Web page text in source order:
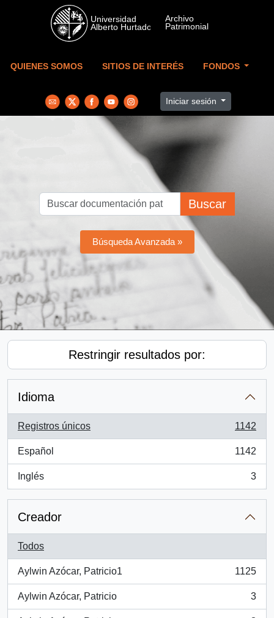
Skip to main content
QUIENES SOMOS SITIOS DE INTERÉS FONDOS
Iniciar sesión
Buscar
Búsqueda Avanzada »
Restringir resultados por:
Idioma
Registros únicos
, 1142 resultados
1142
Español
, 1142 resultados
1142
Inglés
, 3 resultados
3
Creador
Todos
Aylwin Azócar, Patricio1
, 1125 resultados
1125
Aylwin Azócar, Patricio
, 3 resultados
3